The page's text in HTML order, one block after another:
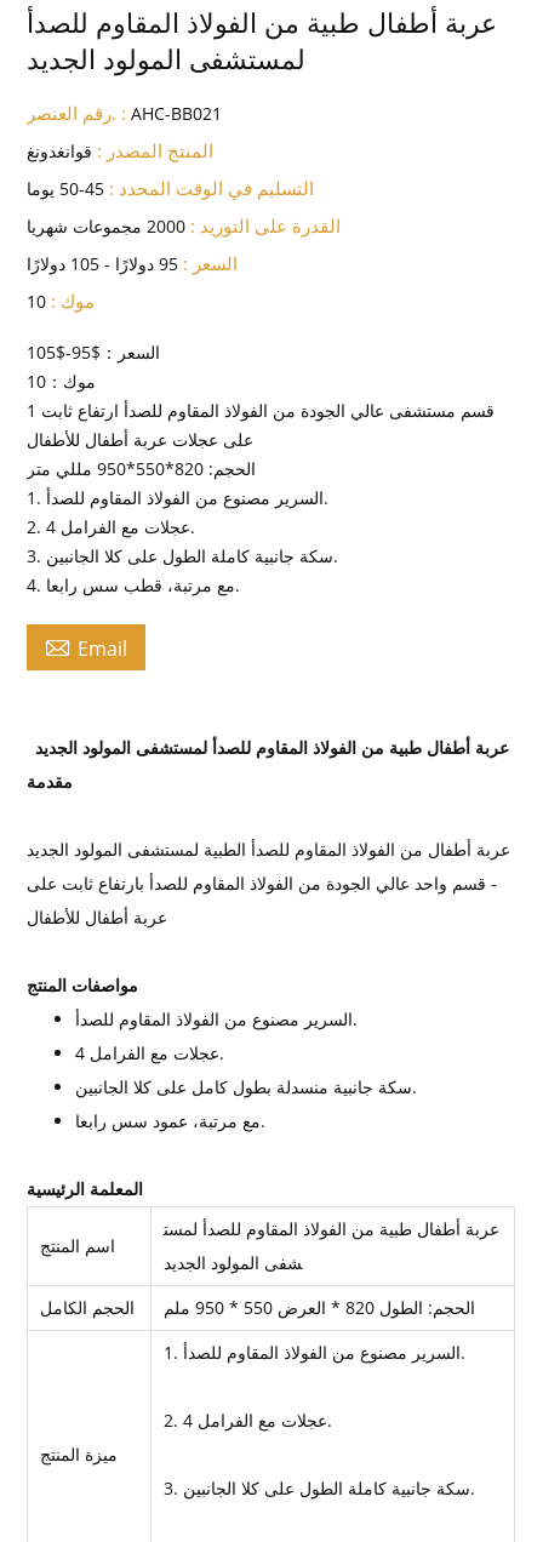
عربة أطفال طبية من الفولاذ المقاوم للصدأ
لمستشفى المولود الجديد
رقم العنصر. : AHC-BB021
المنتج المصدر : قوانغدونغ
التسليم في الوقت المحدد : 45-50 يوما
القدرة على التوريد : 2000 مجموعات شهريا
السعر : 95 دولارًا - 105 دولارًا
موك : 10
السعر：$95-$105
موك：10
1 قسم مستشفى عالي الجودة من الفولاذ المقاوم للصدأ ارتفاع ثابت
على عجلات عربة أطفال للأطفال
الحجم: 820*550*950 مللي متر
1. السرير مصنوع من الفولاذ المقاوم للصدأ.
2. 4 عجلات مع الفرامل.
3. سكة جانبية كاملة الطول على كلا الجانبين.
4. مع مرتبة، قطب سس رابعا.
 Email
عربة أطفال طبية من الفولاذ المقاوم للصدأ لمستشفى المولود الجديد
مقدمة
عربة أطفال من الفولاذ المقاوم للصدأ الطبية لمستشفى المولود الجديد
- قسم واحد عالي الجودة من الفولاذ المقاوم للصدأ بارتفاع ثابت على
عربة أطفال للأطفال
مواصفات المنتج
السرير مصنوع من الفولاذ المقاوم للصدأ.
4 عجلات مع الفرامل.
سكة جانبية منسدلة بطول كامل على كلا الجانبين.
مع مرتبة، عمود سس رابعا.
المعلمة الرئيسية
اسم المنتج
عربة أطفال طبية من الفولاذ المقاوم للصدأ لمست
شفى المولود الجديد
الحجم الكامل
الحجم: الطول 820 * العرض 550 * 950 ملم
ميزة المنتج
1. السرير مصنوع من الفولاذ المقاوم للصدأ.
2. 4 عجلات مع الفرامل.
3. سكة جانبية كاملة الطول على كلا الجانبين.